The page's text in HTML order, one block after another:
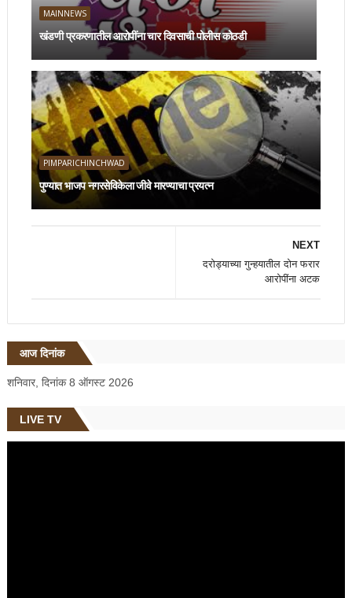
MAINNEWS
खंडणी प्रकरणातील आरोपींना चार दिवसाची पोलीस कोठडी
PIMPARICHINCHWAD
पुण्यात भाजप नगरसेविकेला जीवे मारण्याचा प्रयत्न
NEXT
दरोड्याच्या गुन्हयातील दोन फरार
आरोपींना अटक
आज दिनांक
शनिवार, दिनांक 8 ऑगस्ट 2026
LIVE TV